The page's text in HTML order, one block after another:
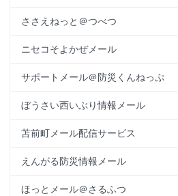
ささえねっと＠つべつ
ニセコそよかぜメール
サポートメール＠防災くんねっぷ
ぼうさい西いぶり情報メール
苫前町メール配信サービス
えんがる防災情報メール
ほっとメール＠さるふつ